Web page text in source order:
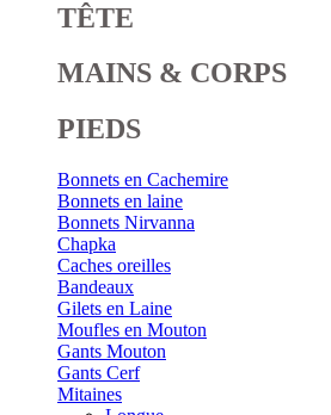
TÊTE
MAINS & CORPS
PIEDS
Bonnets en Cachemire
Bonnets en laine
Bonnets Nirvanna
Chapka
Caches oreilles
Bandeaux
Gilets en Laine
Moufles en Mouton
Gants Mouton
Gants Cerf
Mitaines